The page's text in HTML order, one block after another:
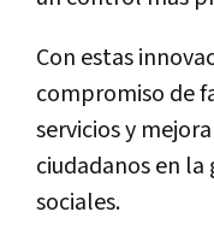
Con estas
compromiso de
servicios y
ciudadanos en la
sociales.